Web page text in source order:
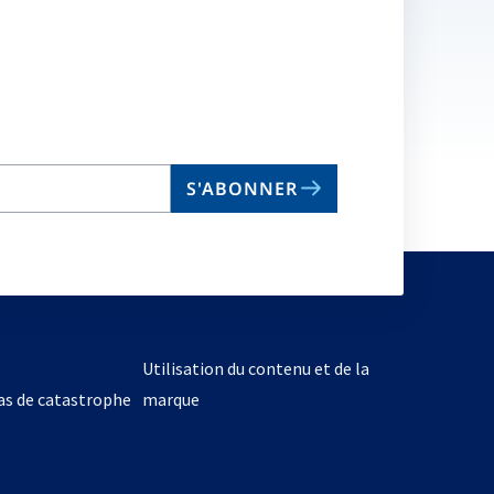
S'ABONNER
de catastrophe
Utilisation du contenu et de la
marque